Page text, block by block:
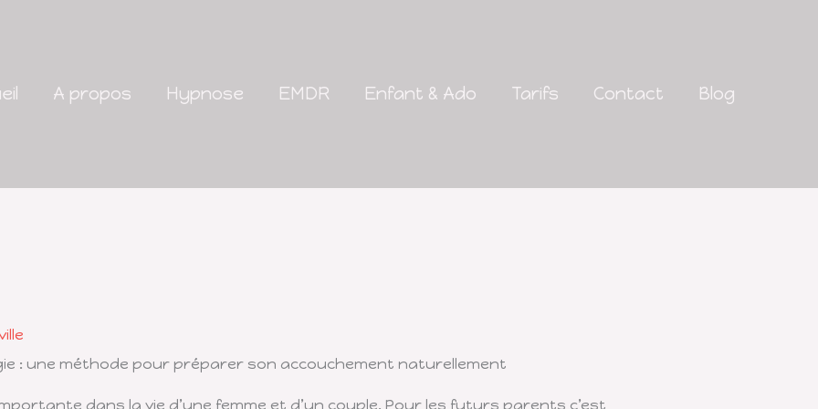
A propos Hypnose EMDR Enfant & Ado Tarifs Contact Blog
: une méthode pour préparer son accouchement naturellement
dans la vie d’une femme et d’un couple. Pour les futurs parents c’est